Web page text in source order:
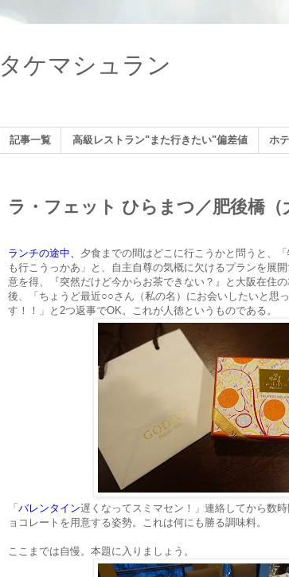
タケマシュラン
記事一覧 高級レストラン"また行きたい"偏差値 ホ
ラ・フェット ひらまつ／肥後橋（
ランチの途中、 夕食までの間はどこに行こうかと問うと、
も行こうっかあ」と、自主自尊の気概に欠けるプランを展
意を得、『突然だけど今からお茶できない？』と大阪在住
後、「ちょうど最近○○さん（私の名）にお会いしたいと思
す！！」と2つ返事でOK。これが人徳というものである。
「 バレンタイン遅くなってスミマセン！」連絡してから数
ョコレートを用意する姿勢。これは何にも勝る調味料。
ここまでは自慢。本題に入りましょう。